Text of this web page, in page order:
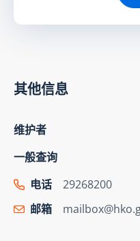
其他信息
维护者
一般查询
电话
29268200
邮箱